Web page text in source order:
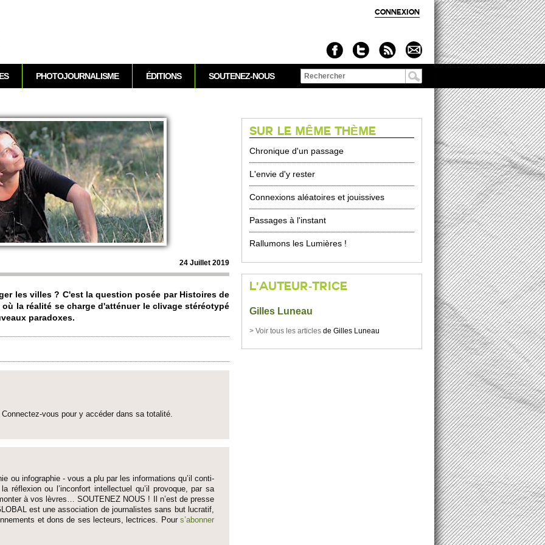
CONNEXION
24 Jui­llet 2019
les vi­lles ? C'est la question posée par Histo­ires de
la réalité se charge d'atténuer le clivage stéréotypé
paradoxes.
vous pour y accéder dans sa to­talité.
ou infographie - vous a plu par les informati­ons qu’il conti­
réflexion ou l’inconfort inte­llectuel qu’il pro­voque, par sa
à vos lèvres… SO­UTENEZ NOUS ! Il n’est de pre­sse
est une asso­ci­ation de journalistes sans but lucratif,
et dons de ses lecte­urs, lec­trices. Pours’abonner
PHOTOJOURNALISME ÉDITIONS SOUTENEZ-NOUS
Formulaire de
SUR LE MÊME THÈME
Chronique d'un passage
L'envie d'y rester
Connexions aléatoires et jouissives
Passages à l'instant
Rallumons les Lumières !
L'AUTEUR-TRICE
Gilles Luneau
> Voir tous les articles deGilles Luneau